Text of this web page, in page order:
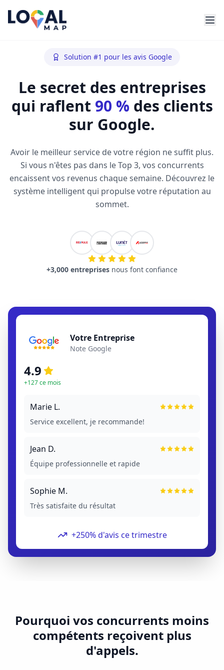
Solution #1 pour les avis Google
Le secret des entreprises
qui raflent 90 % des clients
sur Google.
Avoir le meilleur service de votre région ne suffit plus.
Si vous n'êtes pas dans le Top 3, vos concurrents
encaissent vos revenus chaque semaine. Découvrez le
système intelligent qui propulse votre réputation au
sommet.
+3,000 entreprises nous font confiance
Votre Entreprise
Note Google
4.9
+127 ce mois
Marie L.
Service excellent, je recommande!
Jean D.
Équipe professionnelle et rapide
Sophie M.
Très satisfaite du résultat
+250% d'avis ce trimestre
Pourquoi vos concurrents moins
compétents reçoivent plus
d'appels.